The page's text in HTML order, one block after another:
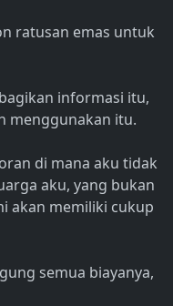
ratusan emas untuk
informasi itu,
menggunakan itu.
di mana aku tidak
aku, yang bukan
akan memiliki cukup
semua biayanya,